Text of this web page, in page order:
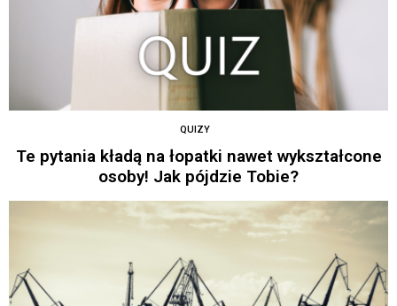
QUIZY
Te pytania kładą na łopatki nawet wykształcone
osoby! Jak pójdzie Tobie?